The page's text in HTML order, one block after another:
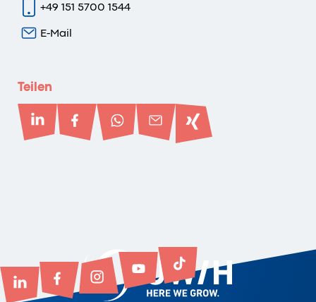
+49 151 5700 1544
E-Mail
Teilen